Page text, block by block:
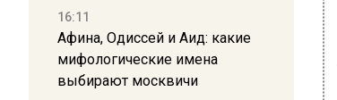
16:11
Афина, Одиссей и Аид: какие
мифологические имена
выбирают москвичи